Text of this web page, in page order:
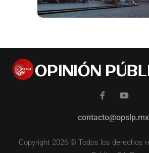
contacto@opslp.mx
Copyright 2026 © Todos los derechos